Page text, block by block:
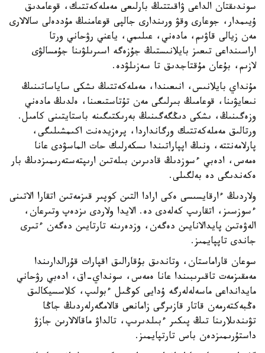
سوندىقتان الداعى ۋاقىتتىڭ بارلىعى مەملەكەتتىك، قوعامدىق
ۇيىمدار، جوعارى وقۋ ورىندارى جالپى قوعامنىڭ مۇددەلى سالالارى
مەن زيالى قاۋىم، مادەني، عىلىمي، ياعني رۋحاني ورتا
اراسىنداعى تىعىز بايلانىستىڭ جۇزەگە اسىرىلۋىنا جۇمسالۋى
لازىم، بۇعان مۇقتاجدىق تا سەزىلۋدە.
مۇنداي بايلانىس، انىعىندا، مەملەكەتتىڭ ىشكى ساياساتىنىڭ
نىعايۋىنا، قوعامىڭ بىرلىگى مەن تۇتاستىعىنا، ەلدىڭ مادەني
وزەگىنىڭ، ىشكى دىڭگەگىنىڭ بەرىكتىگىنە باستايتىنى كامىل.
ورتالىق مەملەكەتتىك ورگانداردا، پرەزيدەنت اكىمشىلىگى،
پارلامەنتتە، ونىڭ اپپاراتىندا ىسكەرلىك حات الماسۋدى عانا
ەمەس، ادەبي ءسوزدىڭ قادىرىن بىلەتىن ارىپتەستەرىمىزدىڭ بار
ەكەندىگى دە بەلگىلى.
ولاردىڭ ءارقايسىسى ەكى ارادا التىن كوپىر قىزمەتىن اتقارا الاتىنى
ءسوزسىز، اتقارىپ كەلەدى دە. الايدا ولاردى ىزدەپ وتىرعان،
الەۋەتىن پايدالانايىن دەگەن، وزدەرىنە تارتايىن دەگەن ءتىرى
جاندى تاپپايمىز.
سوعان قاراماستان، وتاندىق بۇقارالىق اقپارات قۇرالدارىندا
مەمقىزمەت تاقىرىبىندا عانا ەمەس، سونداي-اق، ادەبي رۋحاني
مايدانداعى ماسەلەلەرگە ۇدايى كوڭىل ءبولىپ، كلاسسيكالىق
ەڭبەكتەرمەن قاتار قازىرگى زامانعى قالامگەرلەردىڭ جاڭا
تۋىندىلارىنا تىڭ پىكىر ءبىلدىرىپ، تالداۋ ماقالالارىن جازۋ
داستۇرىمىزدەن باس تارتپايمىز.